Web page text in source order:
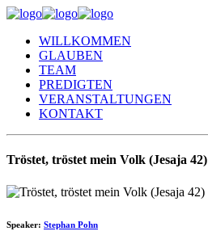
WILLKOMMEN
GLAUBEN
TEAM
PREDIGTEN
VERANSTALTUNGEN
KONTAKT
Tröstet, tröstet mein Volk (Jesaja 42)
Speaker: Stephan Pohn